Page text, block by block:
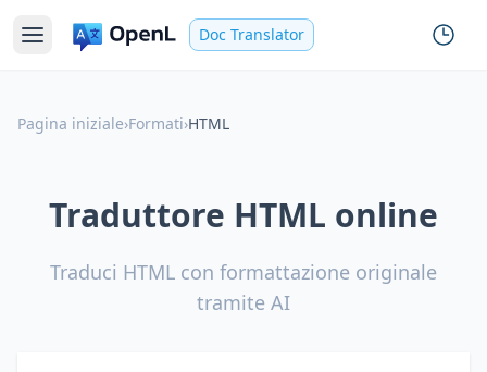
Doc Translator
Pagina iniziale›Formati›HTML
Traduttore HTML online
Traduci HTML con formattazione originale
tramite AI